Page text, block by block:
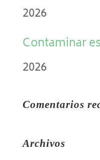
2026
Contaminar
2026
Comentarios
Archivos